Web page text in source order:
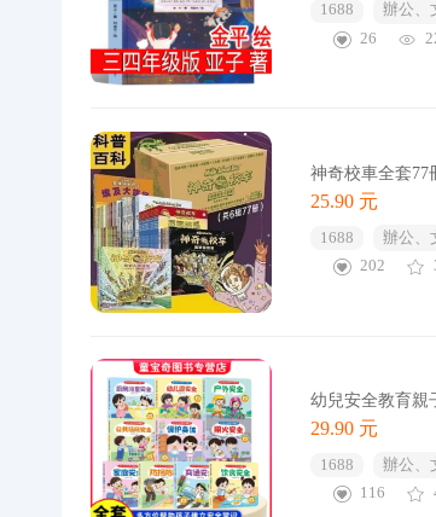
1688 辦公、
26
神奇校車全套77
25.90 元
1688 辦公、
202
幼兒安全教育親
29.90 元
1688 辦公、
116